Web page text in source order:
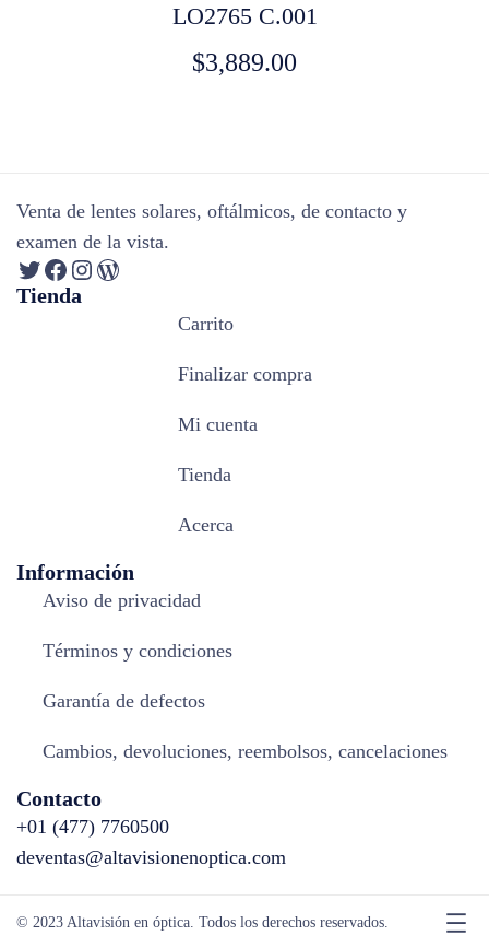
LO2765 C.001
$3,889.00
Venta de lentes solares, oftálmicos, de contacto y
examen de la vista.
Tienda
Carrito
Finalizar compra
Mi cuenta
Tienda
Acerca
Información
Aviso de privacidad
Términos y condiciones
Garantía de defectos
Cambios, devoluciones, reembolsos, cancelaciones
Contacto
+01 (477) 7760500
deventas@altavisionenoptica.com
© 2023 Altavisión en óptica. Todos los derechos reservados.